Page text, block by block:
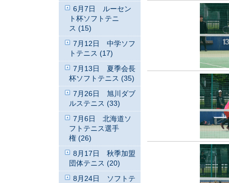
6月7日 ルーセン
ト杯ソフトテニ
ス (15)
7月12日 中学ソフ
トテニス (17)
7月13日 夏季会長
杯ソフトテニス (35)
7月26日 旭川ダブ
ルステニス (33)
7月6日 北海道ソ
フトテニス選手
権 (26)
8月17日 秋季加盟
団体テニス (20)
8月24日 ソフトテ